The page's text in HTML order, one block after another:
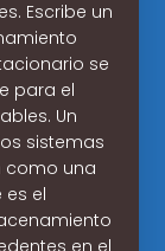
Escribe un
se
para el
Un
sistemas
como una
es el
en el